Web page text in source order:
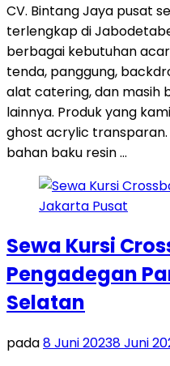
CV. Bintang Jaya pusat
terlengkap di
berbagai kebutuhan
tenda, panggung,
alat catering, dan masih
lainnya. Produk yang
ghost acrylic
bahan baku resin …
Sewa Kursi
Pengadegan
Selatan
pada8 Juni 20238 Juni